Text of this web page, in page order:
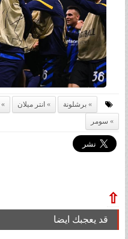
برشلونة انتر ميلان
سومر
⇧
قد يعجبك ايضا